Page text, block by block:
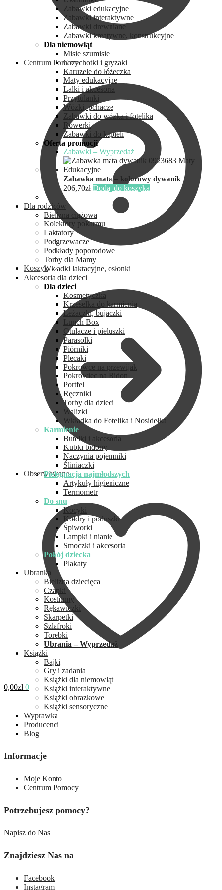
Centrum Pomocy
Koszyk
Obserwowane
0,00zł 0
Zabawki edukacyjne
Zabawki interaktywne
Zabawki drewniane
Zabawki kreatywne, konstrukcyjne
Dla niemowląt
Misie szumisie
Grzechotki i gryzaki
Karuzele do łóżeczka
Maty edukacyjne
Lalki i akcesoria
Przytulanki
Wózki, pchacze
Zabawki do wózka i fotelika
Rowerki
Zabawki do kąpieli
Oferta promocji
Zabawki – Wyprzedaż
Zabawka mata – kolorowy dywanik
206,70zł Dodaj do koszyka
Dla rodziców
Bielizna ciążowa
Kolektory pokarmu
Laktatory
Podgrzewacze
Podkłady poporodowe
Torby dla Mamy
Wkładki laktacyjne, osłonki
Akcesoria dla dzieci
Dla dzieci
Kosmetyczka
Krzesełka do karmienia
Leżaczki, bujaczki
Lunch Box
Otulacze i pieluszki
Parasolki
Piórniki
Plecaki
Pokrowce na przewijak
Pokrowiec na Bidon
Portfel
Ręczniki
Torby dla dzieci
Walizki
Wkładka do Fotelika i Nosidełka
Karmienie
Butelki i akcesoria
Kubki bidony
Naczynia pojemniki
Śliniaczki
Pielęgnacja najmłodszych
Artykuły higieniczne
Termometr
Do snu
Kocyki
Kołdry i poduszki
Śpiworki
Lampki i nianie
Smoczki i akcesoria
Pokój dziecka
Plakaty
Ubranka
Bielizna dziecięca
Czapki
Kostiumy
Rękawiczki
Skarpetki
Szlafroki
Torebki
Ubrania – Wyprzedaż
Książki
Bajki
Gry i zadania
Książki dla niemowląt
Książki interaktywne
Książki obrazkowe
Książki sensoryczne
Wyprawka
Producenci
Blog
Informacje
Moje Konto
Centrum Pomocy
Potrzebujesz pomocy?
Napisz do Nas
Znajdziesz Nas na
Facebook
Instagram